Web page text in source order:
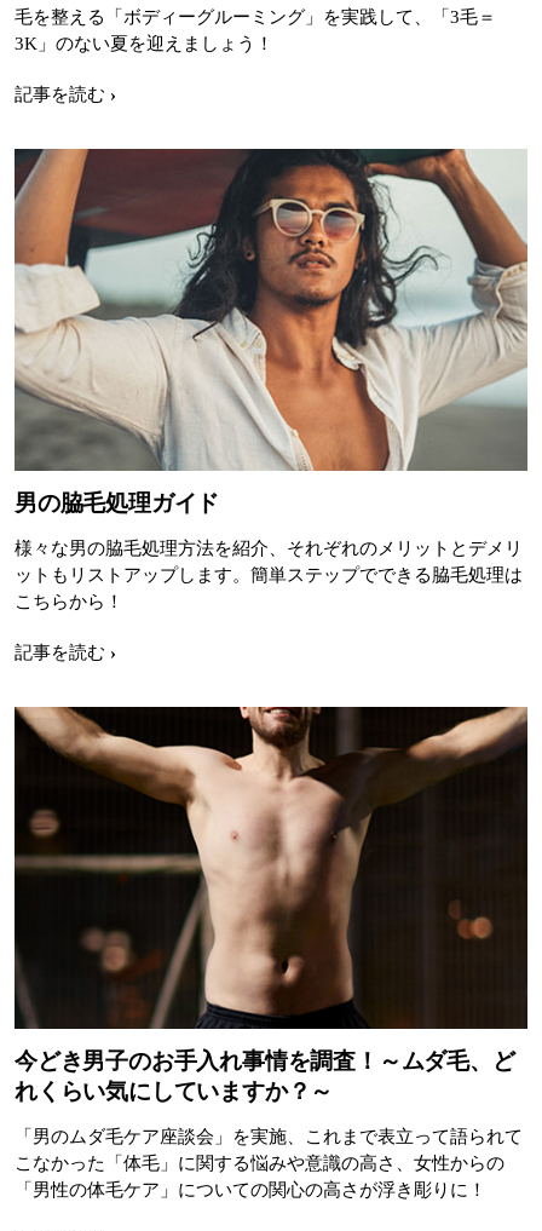
毛を整える「ボディーグルーミング」を実践して、「3毛＝
3K」のない夏を迎えましょう！
記事を読む
男の脇毛処理ガイド
様々な男の脇毛処理方法を紹介、それぞれのメリットとデメリ
ットもリストアップします。簡単ステップでできる脇毛処理は
こちらから！
記事を読む
今どき男子のお手入れ事情を調査！～ムダ毛、ど
れくらい気にしていますか？～
「男のムダ毛ケア座談会」を実施、これまで表立って語られて
こなかった「体毛」に関する悩みや意識の高さ、女性からの
「男性の体毛ケア」についての関心の高さが浮き彫りに！